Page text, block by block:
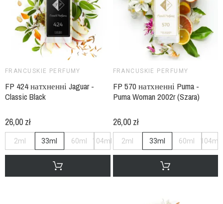
FRANCUSKIE PERFUMY
FP 424 натхненні Jaguar -
Classic Black
26,00 zł
2ml 33ml 60ml 104ml
FRANCUSKIE PERFUMY
FP 570 натхненні Puma -
Puma Woman 2002r (Szara)
26,00 zł
2ml 33ml 60ml 104ml